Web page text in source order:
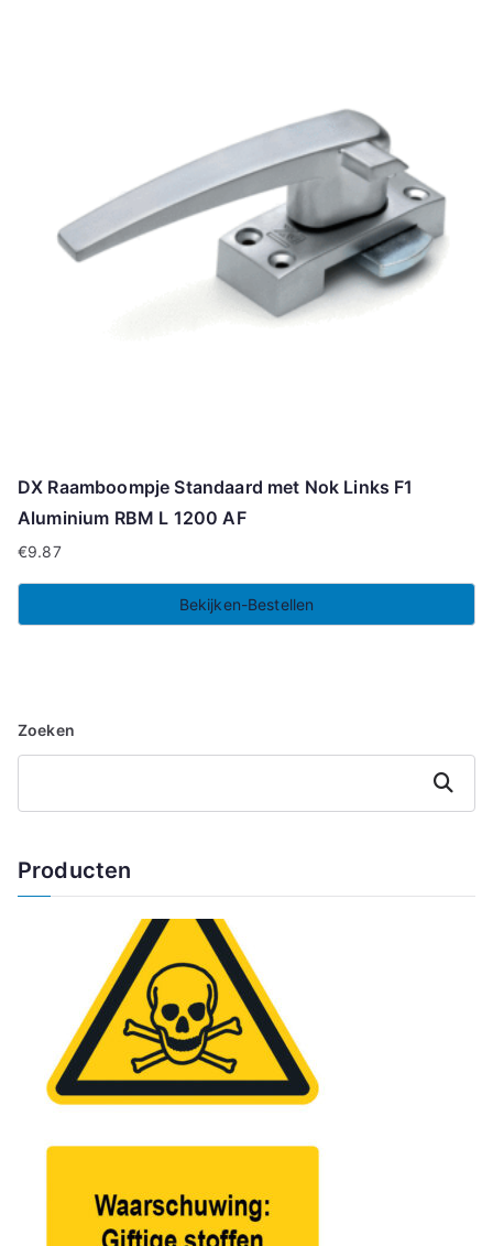
DX Raamboompje Standaard met Nok Links F1
Aluminium RBM L 1200 AF
€9.87
Bekijken-Bestellen
Zoeken
Zoeken
Producten